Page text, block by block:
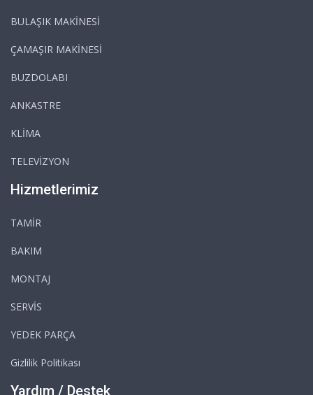
BULAŞIK MAKİNESİ
ÇAMAŞIR MAKİNESİ
BUZDOLABI
ANKASTRE
KLİMA
TELEVİZYON
Hizmetlerimiz
TAMİR
BAKIM
MONTAJ
SERVİS
YEDEK PARÇA
Gizlilik Politikası
Yardım / Destek